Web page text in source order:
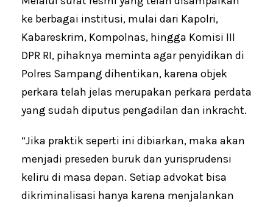
ke berbagai institusi, mulai dari Kapolri,
Kabareskrim, Kompolnas, hingga Komisi III
DPR RI, pihaknya meminta agar penyidikan di
Polres Sampang dihentikan, karena objek
perkara telah jelas merupakan perkara perdata
yang sudah diputus pengadilan dan inkracht.
“Jika praktik seperti ini dibiarkan, maka akan
menjadi preseden buruk dan yurisprudensi
keliru di masa depan. Setiap advokat bisa
dikriminalisasi hanya karena menjalankan